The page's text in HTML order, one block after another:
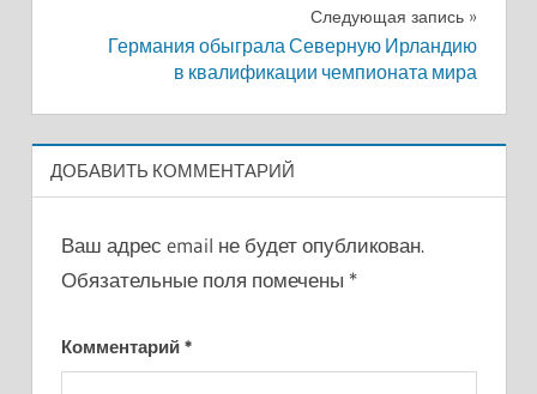
Следующая запись
Германия обыграла Северную Ирландию
в квалификации чемпионата мира
ДОБАВИТЬ КОММЕНТАРИЙ
Ваш адрес email не будет опубликован.
Обязательные поля помечены *
Комментарий *